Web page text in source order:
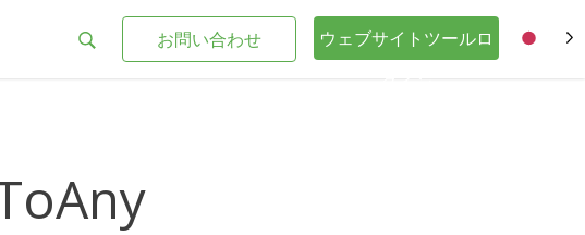
お問い合わせ
ウェブサイトツールロ